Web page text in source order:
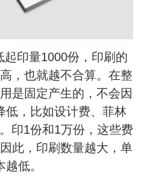
印量1000份，印刷的
，也就越不合算。在整
是固定产生的，不会因
低，比如设计费、菲林
印1份和1万份，这些费
此，印刷数量越大，单
低。